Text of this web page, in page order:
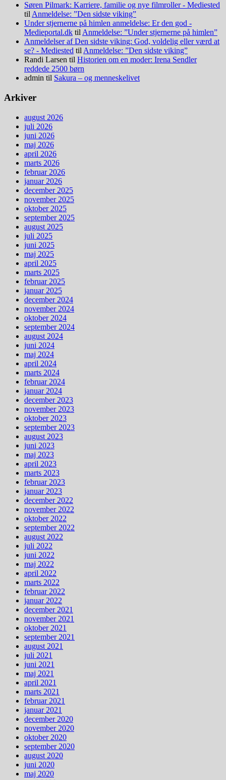
Søren Pilmark: Karriere, familie og nye filmroller - Mediested
til Anmeldelse: ”Den sidste viking”
Under stjernerne på himlen anmeldelse: Er den god -
Medieportal.dk til Anmeldelse: ”Under stjernerne på himlen”
Anmeldelser af Den sidste viking: God, voldelig eller værd at
se? - Mediested til Anmeldelse: ”Den sidste viking”
Randi Larsen til Historien om en moder: Irena Sendler
reddede 2500 børn
admin til Sakura – og menneskelivet
Arkiver
august 2026
juli 2026
juni 2026
maj 2026
april 2026
marts 2026
februar 2026
januar 2026
december 2025
november 2025
oktober 2025
september 2025
august 2025
juli 2025
juni 2025
maj 2025
april 2025
marts 2025
februar 2025
januar 2025
december 2024
november 2024
oktober 2024
september 2024
august 2024
juni 2024
maj 2024
april 2024
marts 2024
februar 2024
januar 2024
december 2023
november 2023
oktober 2023
september 2023
august 2023
juni 2023
maj 2023
april 2023
marts 2023
februar 2023
januar 2023
december 2022
november 2022
oktober 2022
september 2022
august 2022
juli 2022
juni 2022
maj 2022
april 2022
marts 2022
februar 2022
januar 2022
december 2021
november 2021
oktober 2021
september 2021
august 2021
juli 2021
juni 2021
maj 2021
april 2021
marts 2021
februar 2021
januar 2021
december 2020
november 2020
oktober 2020
september 2020
august 2020
juni 2020
maj 2020